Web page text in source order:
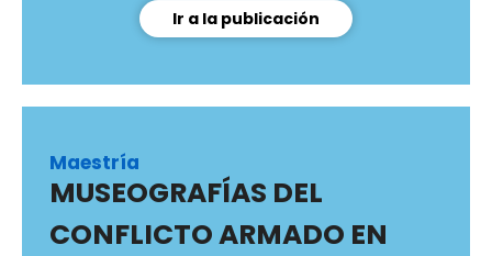
Ir a la publicación
Maestría
MUSEOGRAFÍAS DEL
CONFLICTO ARMADO EN